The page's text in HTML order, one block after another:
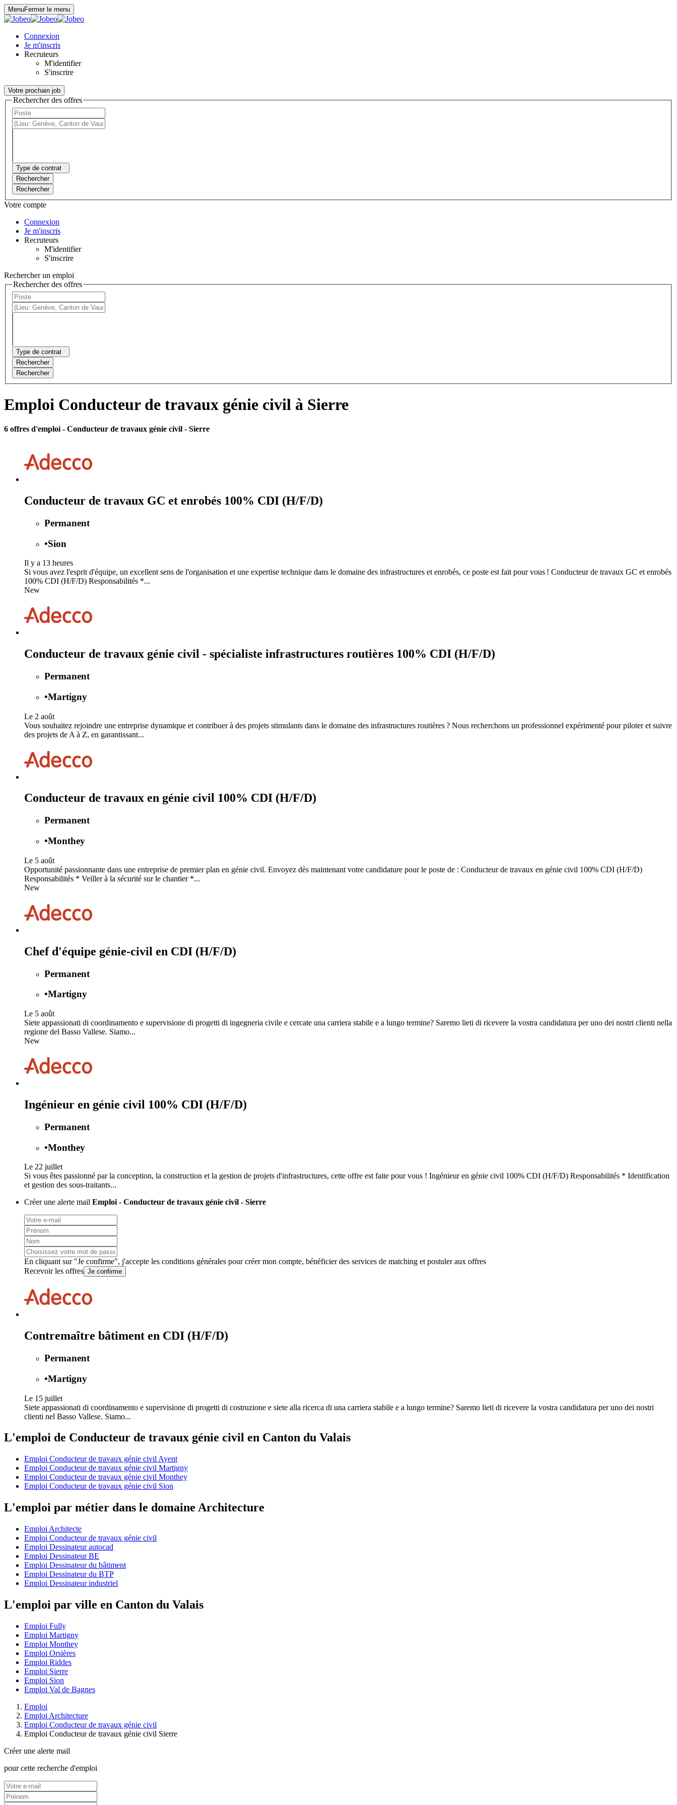
MenuFermer le menu
Connexion
Je m'inscris
Recruteurs
M'identifier
S'inscrire
Votre prochain job
Rechercher des offres
Type de contrat
Rechercher
Rechercher
Votre compte
Connexion
Je m'inscris
Recruteurs
M'identifier
S'inscrire
Rechercher un emploi
Rechercher des offres
Type de contrat
Rechercher
Rechercher
Emploi Conducteur de travaux génie civil à Sierre
6 offres d'emploi - Conducteur de travaux génie civil - Sierre
Conducteur de travaux GC et enrobés 100% CDI (H/F/D)
Permanent
•Sion
Il y a 13 heures
Si vous avez l'esprit d'équipe, un excellent sens de l'organisation et une expertise technique dans le domaine des infrastructures et enrobés, ce poste est fait pour vous ! Conducteur de travaux GC et enrobés
100% CDI (H/F/D) Responsabilités *...
New
Conducteur de travaux génie civil - spécialiste infrastructures routières 100% CDI (H/F/D)
Permanent
•Martigny
Le 2 août
Vous souhaitez rejoindre une entreprise dynamique et contribuer à des projets stimulants dans le domaine des infrastructures routières ? Nous recherchons un professionnel expérimenté pour piloter et suivre
des projets de A à Z, en garantissant...
Conducteur de travaux en génie civil 100% CDI (H/F/D)
Permanent
•Monthey
Le 5 août
Opportunité passionnante dans une entreprise de premier plan en génie civil. Envoyez dès maintenant votre candidature pour le poste de : Conducteur de travaux en génie civil 100% CDI (H/F/D)
Responsabilités * Veiller à la sécurité sur le chantier *...
New
Chef d'équipe génie-civil en CDI (H/F/D)
Permanent
•Martigny
Le 5 août
Siete appassionati di coordinamento e supervisione di progetti di ingegneria civile e cercate una carriera stabile e a lungo termine? Saremo lieti di ricevere la vostra candidatura per uno dei nostri clienti nella
regione del Basso Vallese. Siamo...
New
Ingénieur en génie civil 100% CDI (H/F/D)
Permanent
•Monthey
Le 22 juillet
Si vous êtes passionné par la conception, la construction et la gestion de projets d'infrastructures, cette offre est faite pour vous ! Ingénieur en génie civil 100% CDI (H/F/D) Responsabilités * Identification
et gestion des sous-traitants...
Créer une alerte mail Emploi - Conducteur de travaux génie civil - Sierre
En cliquant sur "Je confirme", j'accepte les conditions générales pour créer mon compte, bénéficier des services de matching et postuler aux offres
Recevoir les offres Je confirme
Contremaître bâtiment en CDI (H/F/D)
Permanent
•Martigny
Le 15 juillet
Siete appassionati di coordinamento e supervisione di progetti di costruzione e siete alla ricerca di una carriera stabile e a lungo termine? Saremo lieti di ricevere la vostra candidatura per uno dei nostri
clienti nel Basso Vallese. Siamo...
L'emploi de Conducteur de travaux génie civil en Canton du Valais
Emploi Conducteur de travaux génie civil Ayent
Emploi Conducteur de travaux génie civil Martigny
Emploi Conducteur de travaux génie civil Monthey
Emploi Conducteur de travaux génie civil Sion
L'emploi par métier dans le domaine Architecture
Emploi Architecte
Emploi Conducteur de travaux génie civil
Emploi Dessinateur autocad
Emploi Dessinateur BE
Emploi Dessinateur du bâtiment
Emploi Dessinateur du BTP
Emploi Dessinateur industriel
L'emploi par ville en Canton du Valais
Emploi Fully
Emploi Martigny
Emploi Monthey
Emploi Orsières
Emploi Riddes
Emploi Sierre
Emploi Sion
Emploi Val de Bagnes
Emploi
Emploi Architecture
Emploi Conducteur de travaux génie civil
Emploi Conducteur de travaux génie civil Sierre
Créer une alerte mail
pour cette recherche d'emploi
Panneau de gestion des cookies